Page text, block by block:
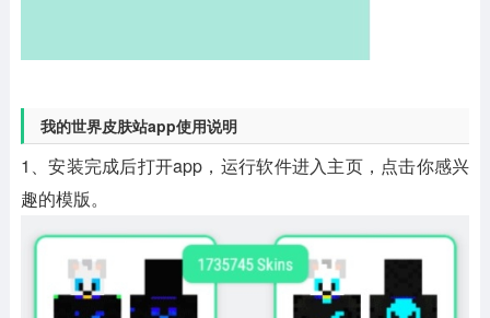
我的世界皮肤站app使用说明
1、安装完成后打开app，运行软件进入主页，点击你感兴
趣的模版。